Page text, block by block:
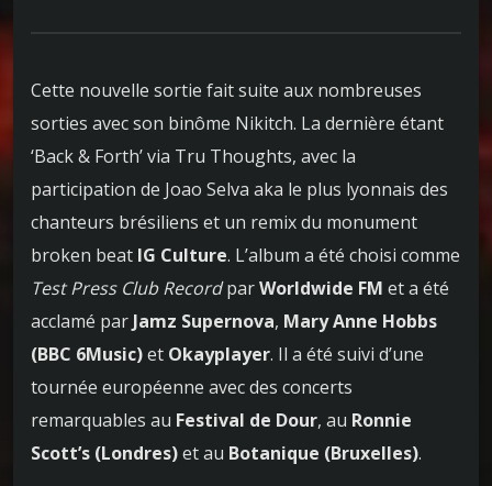
Cette nouvelle sortie fait suite aux nombreuses
sorties avec son binôme Nikitch. La dernière étant
‘Back & Forth’ via Tru Thoughts, avec la
participation de Joao Selva aka le plus lyonnais des
chanteurs brésiliens et un remix du monument
broken beat IG Culture. L’album a été choisi comme
Test Press Club RecordparWorldwide FM et a été
acclamé par Jamz Supernova, Mary Anne Hobbs
(BBC 6Music)et Okayplayer. Il a été suivi d’une
tournée européenne avec des concerts
remarquables au Festival de Dour, au Ronnie
Scott’s (Londres)et au Botanique (Bruxelles).